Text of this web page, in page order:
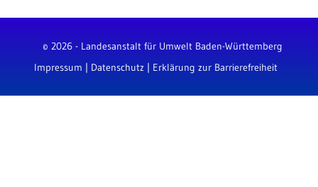
© 2026 - Landesanstalt für Umwelt Baden-Württemberg
Impressum
Datenschutz| Erklärung zur Barrierefreiheit